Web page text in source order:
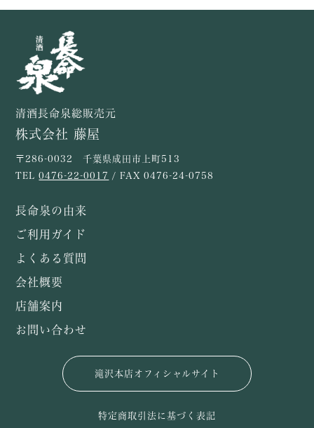
清酒長命泉総販売元
株式会社 藤屋
〒286-0032 千葉県成田市上町513
TEL0476-22-0017 / FAX 0476-24-0758
長命泉の由来
ご利用ガイド
よくある質問
会社概要
店舗案内
お問い合わせ
滝沢本店オフィシャルサイト
特定商取引法に基づく表記